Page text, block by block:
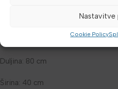
Nastavitve
Cookie Policy
Dimenzije elipse:
Duljina: 80 cm
Širina: 40 cm